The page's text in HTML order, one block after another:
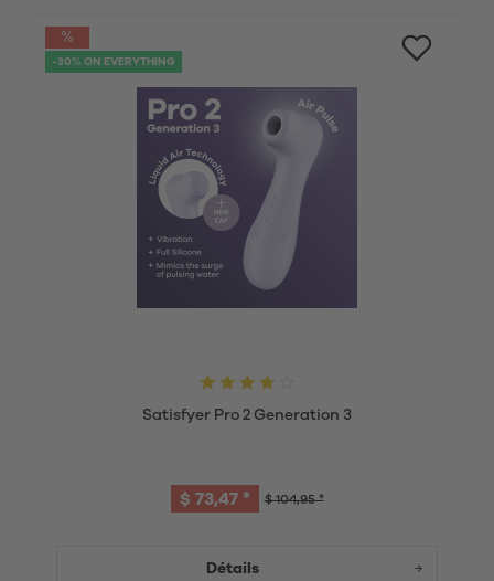
-30% ON EVERYTHING
Satisfyer Pro 2 Generation 3
$ 104,95 *
$ 73,47 *
Détails